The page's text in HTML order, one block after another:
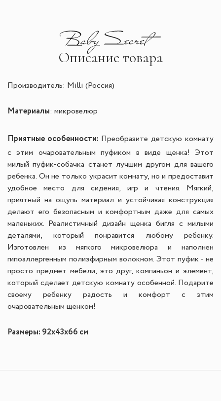
Описание товара
Производитель: Milli (Россия)
Материалы: микровелюр
Приятные особенности: Преобразите детскую комнату
с этим очаровательным пуфиком в виде щенка! Этот
милый пуфик-собачка станет лучшим другом для вашего
ребенка. Он не только украсит комнату, но и предоставит
удобное место для сидения, игр и чтения. Мягкий,
приятный на ощупь материал и устойчивая конструкция
делают его безопасным и комфортным даже для самых
маленьких. Реалистичный дизайн щенка бигля с милыми
деталями, который понравится любому ребенку.
Изготовлен из мягкого микровелюра и наполнен
гипоаллергенным полиэфирным волокном. Этот пуфик - не
просто предмет мебели, это друг, компаньон и элемент,
который сделает детскую комнату особенной. Подарите
своему ребенку радость и комфорт с этим
очаровательным щенком!
Размеры: 92x43x66 см